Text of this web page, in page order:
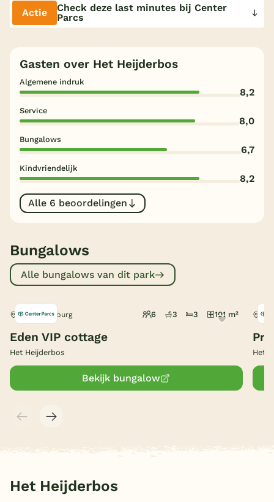
Bestemmingen
Veluwe
Texel
Actie
Check deze last minutes bij Center
Parcs
Gasten over Het Heijderbos
Algemene indruk
8,2
Service
8,0
Bungalows
6,7
Kindvriendelijk
8,2
Alle 6 beoordelingen
Bungalows
Alle bungalows van dit park
Heijen, Limburg 6 3 3 101 m²
Eden VIP cottage
Het Heijderbos
Bekijk bungalow
Het
Het Heijderbos